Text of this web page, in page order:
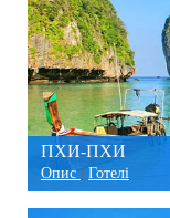
ПХИ-ПХИ
Опис Готелі